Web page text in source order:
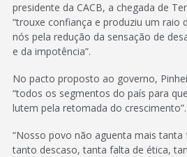
presidente da CACB, a chegada de
“trouxe confiança e produziu um raio
nós pela redução da sensação de
e da impotência”.
No pacto proposto ao governo,
“todos os segmentos do país para
lutem pela retomada do crescimento”.
“Nosso povo não aguenta mais
tanto descaso, tanta falta de ética,